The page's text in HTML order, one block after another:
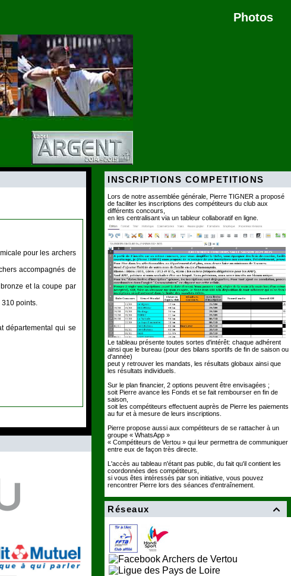
Photos
pour les archers
accompagnés de
et la coupe par
points.
départemental qui se
INSCRIPTIONS COMPETITIONS
Lors de notre assemblée générale, Pierre TIGNER a proposé
de faciliter les inscriptions des compétiteurs du club aux
différents concours,
en les centralisant via un tableur collaboratif en ligne.
Le tableau présente toutes sortes d'intérêt: chaque adhérent
ainsi que le bureau (pour des bilans sportifs de fin de saison ou
d'année)
peut y retrouver les mandats, les résultats globaux ainsi que
les résultats individuels.
Sur le plan financier, 2 options peuvent être envisagées ;
soit Pierre avance les Fonds et se fait rembourser en fin de
saison,
soit les compétiteurs effectuent auprès de Pierre les paiements
au fur et à mesure de leurs inscriptions.
Pierre propose aussi aux compétiteurs de se rattacher à un
groupe « WhatsApp »
« Compétiteurs de Vertou » qui leur permettra de communiquer
entre eux de façon très directe.
L'accès au tableau n'étant pas public, du fait qu'il contient les
coordonnées des compétiteurs,
si vous êtes intéressés par son initiative, vous pouvez
rencontrer Pierre lors des séances d'entraînement.

Réseaux